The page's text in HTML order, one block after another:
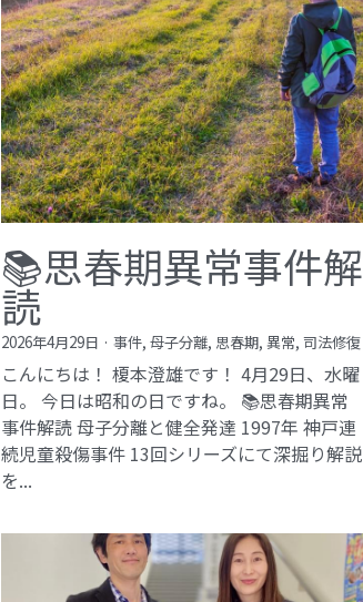
📚思春期異常事件解
読
2026年4月29日 · 事件, 母子分離, 思春期, 異常, 司法修復
こんにちは！ 榎本澄雄です！ 4月29日、水曜
日。 今日は昭和の日ですね。 📚思春期異常
事件解読 母子分離と健全発達 1997年 神戸連
続児童殺傷事件 13回シリーズにて深掘り解説
を...